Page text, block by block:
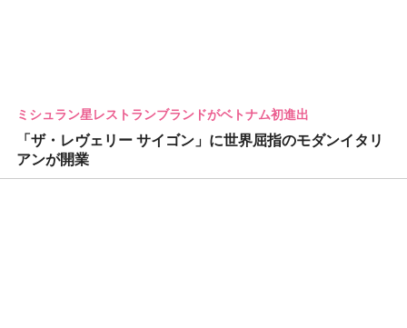
ミシュラン星レストランブランドがベトナム初進出
「ザ・レヴェリー サイゴン」に世界屈指のモダンイタリ
アンが開業